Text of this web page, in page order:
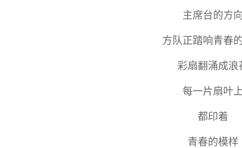
主席台的方
方队正踏响青春
彩扇翻涌成浪
每一片扇叶
都印着
青春的模样